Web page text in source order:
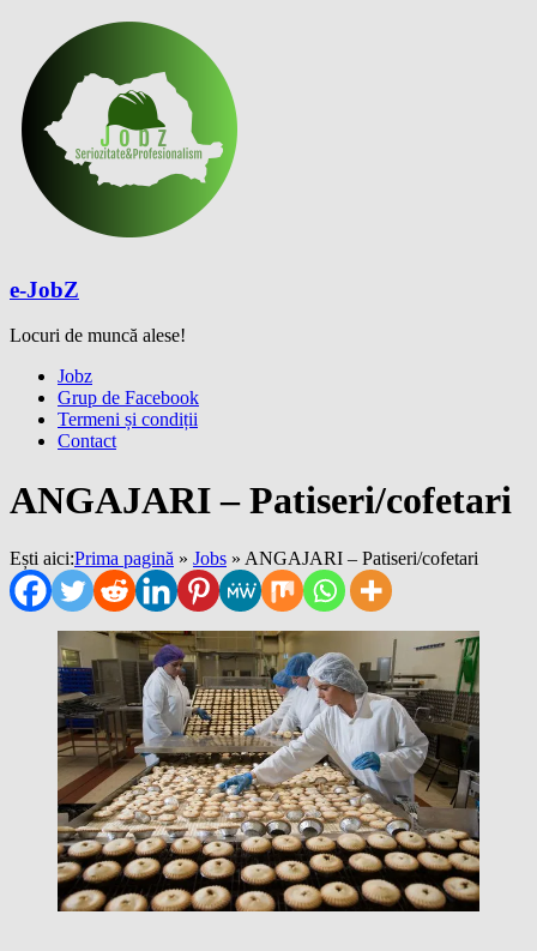
content
e-JobZ
Locuri de muncă alese!
Meniu Jobz
Grup de Facebook
Termeni și condiții
Contact
ANGAJARI – Patiseri/cofetari
Ești aici:Prima pagină » Jobs » ANGAJARI – Patiseri/cofetari